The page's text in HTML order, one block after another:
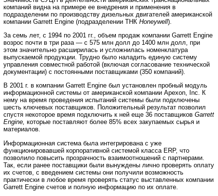
компаний видна на примере ее внедрения и применения в
подразделении по производству дизельных двигателей американской
компании Garrett Engine (подразделении ТНК Honeywell).
За семь лет, с 1994 по 2001 гг., объем продаж компании Garrett Engine
возрос почти в три раза — с 575 млн долл до 1400 млн долл, при
этом значительно расширилась и усложнилась номенклатура
выпускаемой продукции. Трудно было наладить единую систему
управления совместной работой (включая согласование технической
документации) с постоянными поставщиками (350 компаний).
В 2001 г. в компании Garrett Engine был установлен пробный модуль
информационной системы от американской компании Apexon, Inc. К
нему на время проведения испытаний системы были подключены
шесть ключевых поставщиков. Положительный результат позволил
спустя некоторое время подключить к ней еще 36 поставщиков Garrett
Engine, которые поставляют более 85% всех закупаемых сырья и
материалов.
Информационная система была интегрирована с уже
функционировавшей корпоративной системой класса ERP, что
позволило повысить прозрачность взаимоотношений с партнерами.
Так, если ранее поставщики были вынуждены лично проверять оплату
их счетов, с введением системы они получили возможность
практически в любое время проверять статус выставленных компании
Garrett Engine счетов и полную информацию по их оплате.